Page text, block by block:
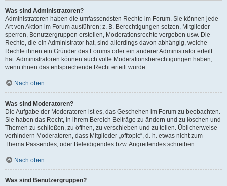
Was sind Administratoren?
Administratoren haben die umfassendsten Rechte im Forum. Sie können jede
Art von Aktion im Forum ausführen; z. B. Berechtigungen setzen, Mitglieder
sperren, Benutzergruppen erstellen, Moderationsrechte vergeben usw. Die
Rechte, die ein Administrator hat, sind allerdings davon abhängig, welche
Rechte ihnen ein Gründer des Forums oder ein anderer Administrator erteilt
hat. Administratoren können auch volle Moderationsberechtigungen haben,
wenn ihnen das entsprechende Recht erteilt wurde.
Nach oben
Was sind Moderatoren?
Die Aufgabe der Moderatoren ist es, das Geschehen im Forum zu beobachten.
Sie haben das Recht, in ihrem Bereich Beiträge zu ändern und zu löschen und
Themen zu schließen, zu öffnen, zu verschieben und zu teilen. Üblicherweise
verhindern Moderatoren, dass Mitglieder „offtopic“, d. h. etwas nicht zum
Thema Passendes, oder Beleidigendes bzw. Angreifendes schreiben.
Nach oben
Was sind Benutzergruppen?